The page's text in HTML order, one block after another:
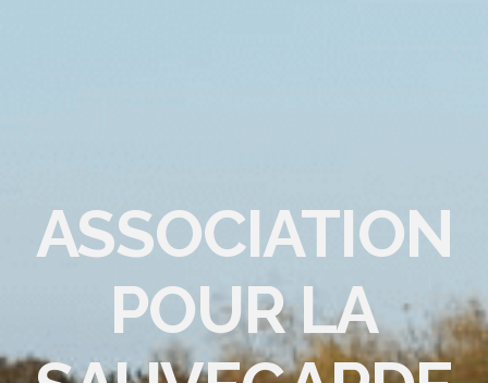
ASSOCIATION
POUR LA